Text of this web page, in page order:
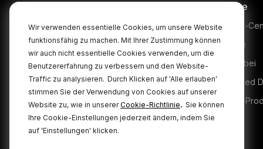
Wir verwenden essentielle Cookies, um unsere Website
funktionsfähig zu machen. Mit Ihrer Zustimmung können
wir auch nicht essentielle Cookies verwenden, um die
Benutzererfahrung zu verbessern und den Website-
Traffic zu analysieren. Durch Klicken auf 'Alle erlauben'
stimmen Sie der Verwendung von Cookies auf unserer
Website zu, wie in unsererCookie-Richtlinie. Sie können
Ihre Cookie-Einstellungen jederzeit ändern, indem Sie
auf 'Einstellungen' klicken.
Interview PRO
Microphones
Headphones
Interfaces and Mixers
Accessories
Kits
Apparel
Software
Service
Support-
Garantie
Kaufen bei
Authorised
Legacy-